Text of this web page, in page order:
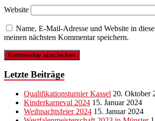
Website
Name, E-Mail-Adresse und Website in
meinen nächsten Kommentar speichern.
Letzte Beiträge
Qualifikationsturnier Kassel 20. Oktober
Kinderkarneval 2024 15. Januar 2024
Weihnachtsfeier 2024 15. Januar 2024